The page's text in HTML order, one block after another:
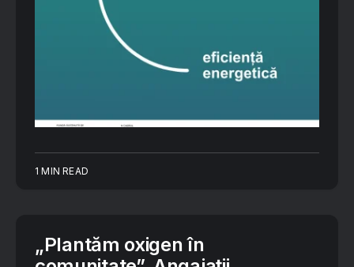
1 MIN READ
„Plantăm oxigen în